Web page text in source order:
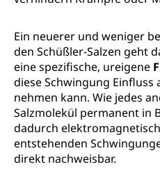
Ein neuerer und weniger
den Schüßler-Salzen geht
eine spezifische, ureigene
diese Schwingung Einfluss
nehmen kann. Wie jedes
Salzmolekül permanent in
dadurch elektromag
entstehenden
direkt nachweisbar.